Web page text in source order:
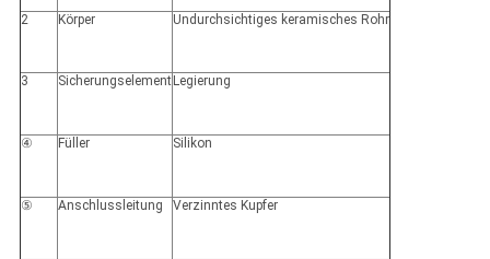
2 Körper Undurchsichtiges keramisches Rohr
3 SicherungselementLegierung
④ Füller Silikon
⑤ Anschlussleitung Verzinntes Kupfer